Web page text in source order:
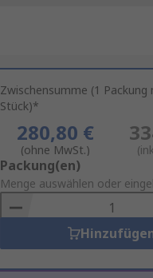
Zwischensumme (1 Packung
Stück)*
280,80 €
(ohne MwSt.)
Add
to
Basket
Packung(en)
Menge auswählen oder